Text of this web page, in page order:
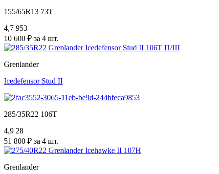
155/65R13 73T
4,7 953
10 600 ₽ за 4 шт.
Grenlander
Icedefensor Stud II
285/35R22 106T
4,9 28
51 800 ₽ за 4 шт.
Grenlander